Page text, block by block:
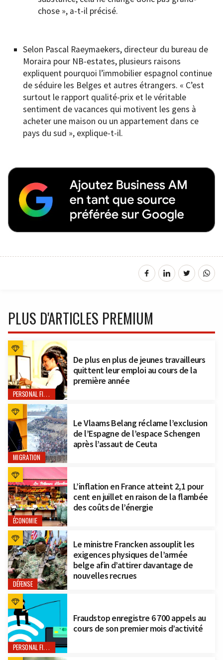
chose », a-t-il précisé.
Selon Pascal Raeymaekers, directeur du bureau de
Moraira pour NB-estates, plusieurs raisons
expliquent pourquoi l’immobilier espagnol continue
de séduire les Belges et autres étrangers. « C’est
surtout le rapport qualité-prix et le véritable
sentiment de vacances qui motivent les gens à
acheter une maison ou un appartement dans ce
pays du sud », explique-t-il.
PLUS D'ARTICLES PREMIUM
PERSONAL FINANCE
De plus en plus de jeunes travailleurs
quittent leur emploi au cours de la
première année
MIGRATION
Le Vlaams Belang réclame l’exclusion
de l’Espagne de l’espace Schengen
après l’assaut de Ceuta
ÉCONOMIE
L’inflation en France atteint 2,1 pour
cent en juillet en raison de la flambée
des coûts de l’énergie
DÉFENSE
Le ministre Francken assouplit les
exigences physiques de l’armée
belge afin d’attirer davantage de
nouvelles recrues
PERSONAL FINANCE
Fraudstop enregistre 6 700 appels au
cours de son premier mois d’activité